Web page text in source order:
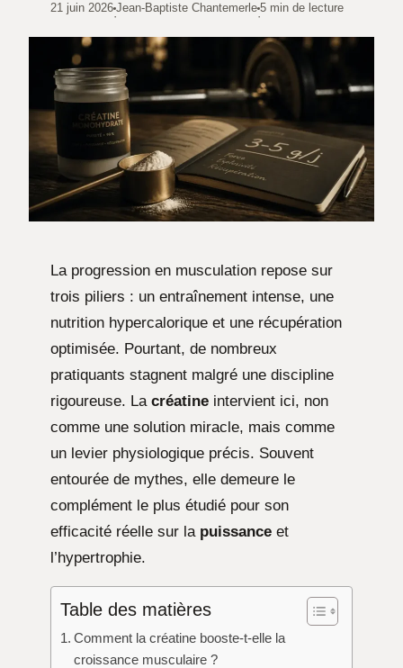
21 juin 2026
·
Jean-Baptiste Chantemerle
·
5 min de lecture
La progression en musculation repose sur
trois piliers : un entraînement intense, une
nutrition hypercalorique et une récupération
optimisée. Pourtant, de nombreux
pratiquants stagnent malgré une discipline
rigoureuse. La créatine intervient ici, non
comme une solution miracle, mais comme
un levier physiologique précis. Souvent
entourée de mythes, elle demeure le
complément le plus étudié pour son
efficacité réelle sur la puissance et
l’hypertrophie.
Table des matières
Comment la créatine booste-t-elle la
croissance musculaire ?